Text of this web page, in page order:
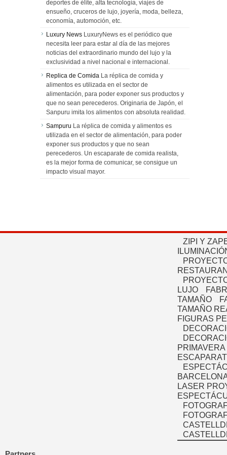
deportes de élite, alta tecnología, viajes de
ensueño, cruceros de lujo, joyería, moda, belleza,
economía, automoción, etc.
Luxury News LuxuryNews es el periódico que
necesita leer para estar al día de las mejores
noticias del extraordinario mundo del lujo y la
exclusividad a nivel nacional e internacional.
Replica de Comida La réplica de comida y
alimentos es utilizada en el sector de
alimentación, para poder exponer sus productos y
que no sean perecederos. Originaria de Japón, el
Sanpuru imita los alimentos con absoluta realidad.
Sampuru La réplica de comida y alimentos es
utilizada en el sector de alimentación, para poder
exponer sus productos y que no sean
perecederos. Un escaparate de comida realista,
es la mejor forma de comunicar, se consigue un
impacto visual mayor.
ZIPI Y
LUJO
TAMAÑO
TAMAÑO
FIGURAS
PRIMAVERA
LASER